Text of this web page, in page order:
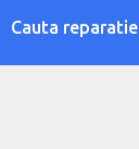
Cauta reparatie